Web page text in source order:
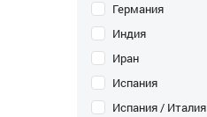
Германия
Индия
Иран
Испания
Испания / Италия